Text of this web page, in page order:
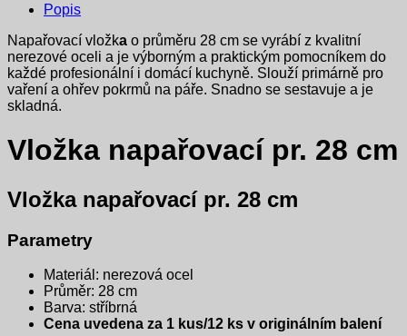
Popis
Napařovací vložka o průměru 28 cm se vyrábí z kvalitní
nerezové oceli a je výborným a praktickým pomocníkem do
každé profesionální i domácí kuchyně. Slouží primárně pro
vaření a ohřev pokrmů na páře. Snadno se sestavuje a je
skladná.
Vložka napařovací pr. 28 cm
Vložka napařovací pr. 28 cm
Parametry
Materiál: nerezová ocel
Průměr: 28 cm
Barva: stříbrná
Cena uvedena za 1 kus/12 ks v originálním balení